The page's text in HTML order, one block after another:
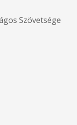
Szövetsége